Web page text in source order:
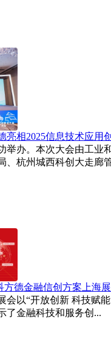
亮相2025信息技术应用
举办。本次大会由工
、杭州城西科创大走廊
方德金融信创方案上海
会以“开放创新 科技赋
了金融科技和服务创...